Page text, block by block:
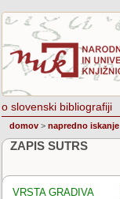
o slovenski bibliografiji
domov > napredno iskanje
ZAPIS SUTRS
VRSTA GRADIVA